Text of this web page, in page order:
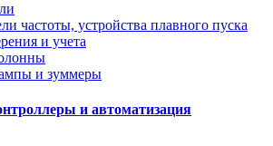
частоты, устройства плавного пуска
и учета
и зуммеры
и автоматизация